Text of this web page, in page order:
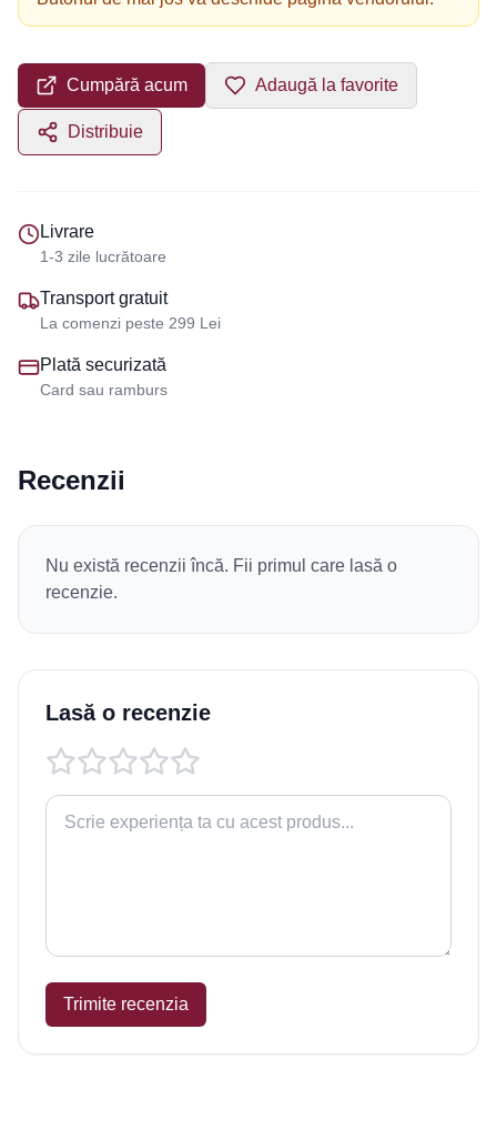
Cumpără acum Adaugă la favorite
Distribuie
Livrare
1-3 zile lucrătoare
Transport gratuit
La comenzi peste 299 Lei
Plată securizată
Card sau ramburs
Recenzii
Nu există recenzii încă. Fii primul care lasă o
recenzie.
Lasă o recenzie
Trimite recenzia